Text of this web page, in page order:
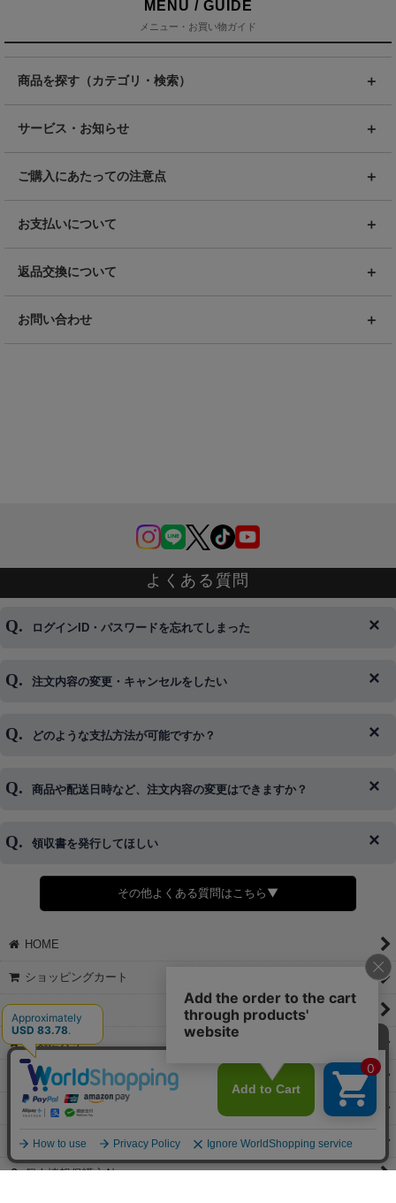
MENU / GUIDE
メニュー・お買い物ガイド
商品を探す（カテゴリ・検索）
サービス・お知らせ
ご購入にあたっての注意点
お支払いについて
返品交換について
お問い合わせ
よくある質問
ログインID・パスワードを忘れてしまった
◆下記ページより、ログインIDの変更が可能です。
注文内容の変更・キャンセルをしたい
◆即日発送を行なっている関係上、午後以降のご連絡やキャンセル
※発送後、発送準備が完了しお手続きが間に合わない場合は変更、
どのような支払方法が可能ですか？
◆代金引換・クレジットカード・携帯キャリア決済・おねだり決
＞詳細は画像をタップ＜
商品や配送日時など、注文内容の変更はできますか？
◆商品発送前の変更は承っております。
さい。
領収書を発行してほしい
◆領収書はご希望頂いた場合のみ発行しております。
【これからご注文する場合】
STEP2「お届け先・お支払い」ページにて備考欄に下記の記載をお
願いします。
②宛名（空欄は上様は不可）
③但し書き（空欄やお品代は不可）
【すでにご注文が完了している場合】
①お電話・メール・LINEにて領収書希望の連絡をお願い致します
②後日、郵送にて領収書を送らせて頂きます。
①マイページから購入履歴→購入内容→領収書発行を選択。
②後日、郵送にて領収書を送らせて頂きます。
その他よくある質問はこちら▼
HOME
ショッピングカート
お気に入り
特定商取引法表示
ご利用案内
お問い合せ
個人情報保護方針